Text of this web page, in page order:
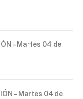
– Martes 04 de
– Martes 04 de